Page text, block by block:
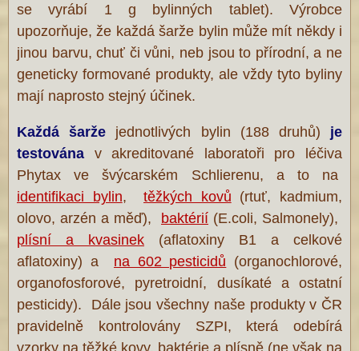
se vyrábí 1 g bylinných tablet). Výrobce
upozorňuje, že každá šarže bylin může mít někdy i
jinou barvu, chuť či vůni, neb jsou to přírodní, a ne
geneticky formované produkty, ale vždy tyto byliny
mají naprosto stejný účinek.
Každá šarže jednotlivých bylin (188 druhů) je
testována v akreditované laboratoři pro léčiva
Phytax ve švýcarském Schlierenu, a to na
identifikaci bylin,těžkých kovů (rtuť, kadmium,
olovo, arzén a měď), baktérií (E.coli, Salmonely),
plísní a kvasinek (aflatoxiny B1 a celkové
aflatoxiny) a na 602 pesticidů (organochlorové,
organofosforové, pyretroidní, dusíkaté a ostatní
pesticidy). Dále jsou všechny naše produkty v ČR
pravidelně kontrolovány SZPI, která odebírá
vzorky na těžké kovy, baktérie a plísně (ne však na